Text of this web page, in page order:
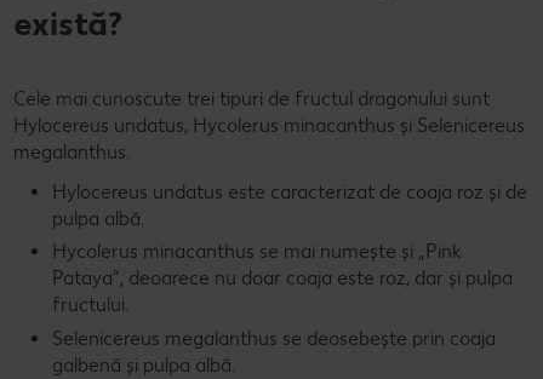
există?
Cele mai cunoscute trei tipuri de fructul dragonului sunt
Hylocereus undatus, Hycolerus minacanthus și Selenicereus
megalanthus.
Hylocereus undatus este caracterizat de coaja roz și de
pulpa albă.
Hycolerus minacanthus se mai numește și „Pink
Pataya”, deoarece nu doar coaja este roz, dar și pulpa
fructului.
Selenicereus megalanthus se deosebește prin coaja
galbenă și pulpa albă.